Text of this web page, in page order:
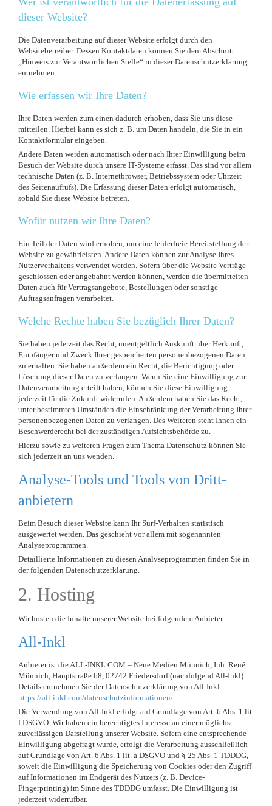
dieser Website?
Die Datenverarbeitung auf dieser Website erfolgt durch den
Websitebetreiber. Dessen Kontaktdaten können Sie dem Abschnitt
„Hinweis zur Verantwortlichen Stelle“ in dieser Datenschutzerklärung
entnehmen.
Wie erfassen wir Ihre Daten?
Ihre Daten werden zum einen dadurch erhoben, dass Sie uns diese
mitteilen. Hierbei kann es sich z. B. um Daten handeln, die Sie in ein
Kontaktformular eingeben.
Andere Daten werden automatisch oder nach Ihrer Einwilligung beim
Besuch der Website durch unsere IT-Systeme erfasst. Das sind vor allem
technische Daten (z. B. Internetbrowser, Betriebssystem oder Uhrzeit
des Seitenaufrufs). Die Erfassung dieser Daten erfolgt automatisch,
sobald Sie diese Website betreten.
Wofür nutzen wir Ihre Daten?
Ein Teil der Daten wird erhoben, um eine fehlerfreie Bereitstellung der
Website zu gewährleisten. Andere Daten können zur Analyse Ihres
Nutzerverhaltens verwendet werden. Sofern über die Website Verträge
geschlossen oder angebahnt werden können, werden die übermittelten
Daten auch für Vertragsangebote, Bestellungen oder sonstige
Auftragsanfragen verarbeitet.
Welche Rechte haben Sie bezüglich Ihrer Daten?
Sie haben jederzeit das Recht, unentgeltlich Auskunft über Herkunft,
Empfänger und Zweck Ihrer gespeicherten personenbezogenen Daten
zu erhalten. Sie haben außerdem ein Recht, die Berichtigung oder
Löschung dieser Daten zu verlangen. Wenn Sie eine Einwilligung zur
Datenverarbeitung erteilt haben, können Sie diese Einwilligung
jederzeit für die Zukunft widerrufen. Außerdem haben Sie das Recht,
unter bestimmten Umständen die Einschränkung der Verarbeitung Ihrer
personenbezogenen Daten zu verlangen. Des Weiteren steht Ihnen ein
Beschwerderecht bei der zuständigen Aufsichtsbehörde zu.
Hierzu sowie zu weiteren Fragen zum Thema Datenschutz können Sie
sich jederzeit an uns wenden.
Analyse-Tools und Tools von Dritt­
anbietern
Beim Besuch dieser Website kann Ihr Surf-Verhalten statistisch
ausgewertet werden. Das geschieht vor allem mit sogenannten
Analyseprogrammen.
Detaillierte Informationen zu diesen Analyseprogrammen finden Sie in
der folgenden Datenschutzerklärung.
2. Hosting
Wir hosten die Inhalte unserer Website bei folgendem Anbieter:
All-Inkl
Anbieter ist die ALL-INKL.COM – Neue Medien Münnich, Inh. René
Münnich, Hauptstraße 68, 02742 Friedersdorf (nachfolgend All-Inkl).
Details entnehmen Sie der Datenschutzerklärung von All-Inkl:
https://all-inkl.com/datenschutzinformationen/.
Die Verwendung von All-Inkl erfolgt auf Grundlage von Art. 6 Abs. 1 lit.
f DSGVO. Wir haben ein berechtigtes Interesse an einer möglichst
zuverlässigen Darstellung unserer Website. Sofern eine entsprechende
Einwilligung abgefragt wurde, erfolgt die Verarbeitung ausschließlich
auf Grundlage von Art. 6 Abs. 1 lit. a DSGVO und § 25 Abs. 1 TDDDG,
soweit die Einwilligung die Speicherung von Cookies oder den Zugriff
auf Informationen im Endgerät des Nutzers (z. B. Device-
Fingerprinting) im Sinne des TDDDG umfasst. Die Einwilligung ist
jederzeit widerrufbar.